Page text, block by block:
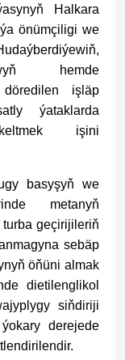
Halkara
önümçiligi we
hemde
döredilen işläp
ýataklarda
işini
basyşyň we
metanyň
geçirijileriň
sebäp
öňüni almak
dietilenglikol
siňdiriji
derejede